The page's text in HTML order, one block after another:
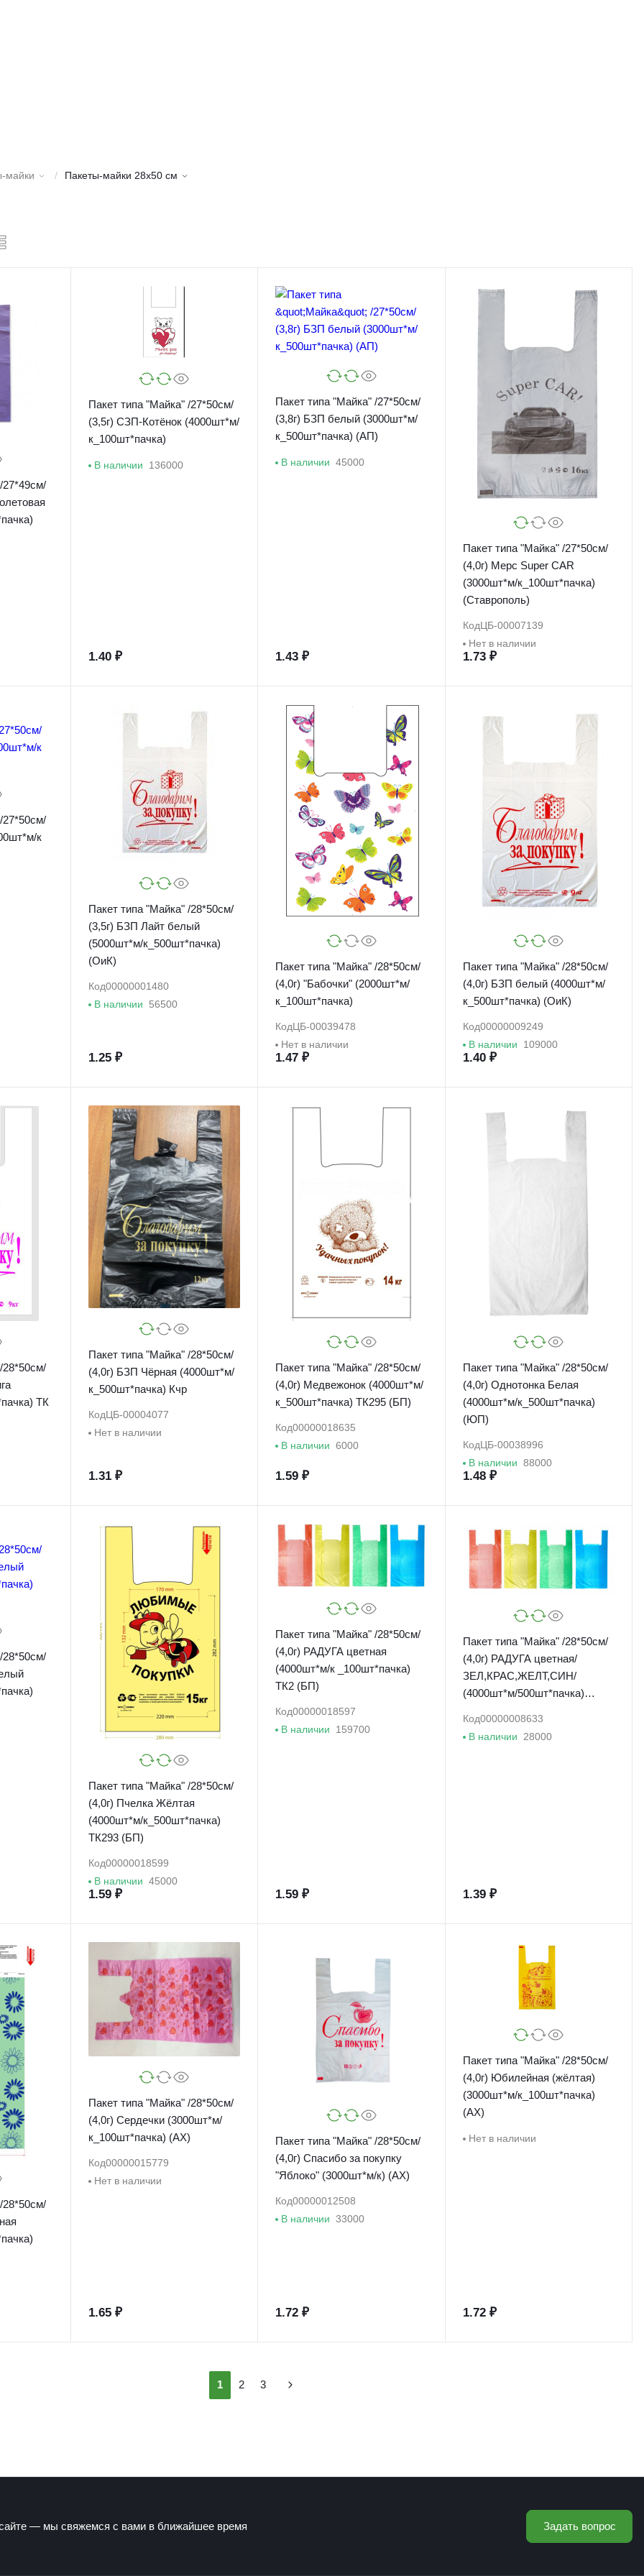
майки / Пакеты-майки 28х50 см
27*49см/
Пакет типа "Майка" /27*50см/
(3,5г) СЗП-Котёнок (4000шт*м/
к_100шт*пачка)
В наличии 136000
1.40 ₽
Пакет типа "Майка" /27*50см/
(3,8г) БЗП белый (3000шт*м/
к_500шт*пачка) (АП)
В наличии 45000
1.43 ₽
Пакет типа "Майка" /27*50см/
(4,0г) Мерс Super CAR
(3000шт*м/к_100шт*пачка)
(Ставрополь)
КодЦБ-00007139
Нет в наличии
1.73 ₽
27*50см/
к
Пакет типа "Майка" /28*50см/
(3,5г) БЗП Лайт белый
(5000шт*м/к_500шт*пачка)
(ОиК)
Код00000001480
В наличии
56500
1.25 ₽
Пакет типа "Майка" /28*50см/
(4,0г) "Бабочки" (2000шт*м/
к_100шт*пачка)
КодЦБ-00039478
Нет в наличии
1.47 ₽
Пакет типа "Майка" /28*50см/
(4,0г) БЗП белый (4000шт*м/
к_500шт*пачка) (ОиК)
Код00000009249
В наличии
109000
1.40 ₽
28*50см/
ТК
Пакет типа "Майка" /28*50см/
(4,0г) БЗП Чёрная (4000шт*м/
к_500шт*пачка) Кчр
КодЦБ-00004077
Нет в наличии
1.31 ₽
Пакет типа "Майка" /28*50см/
(4,0г) Медвежонок (4000шт*м/
к_500шт*пачка) ТК295 (БП)
Код00000018635
В наличии 6000
1.59 ₽
Пакет типа "Майка" /28*50см/
(4,0г) Однотонка Белая
(4000шт*м/к_500шт*пачка)
(ЮП)
КодЦБ-00038996
В наличии 88000
1.48 ₽
28*50см/
Пакет типа "Майка" /28*50см/
(4,0г) Пчелка Жёлтая
(4000шт*м/к_500шт*пачка)
ТК293 (БП)
Код00000018599
В наличии 45000
1.59 ₽
Пакет типа "Майка" /28*50см/
(4,0г) РАДУГА цветная
(4000шт*м/к _100шт*пачка)
ТК2 (БП)
Код00000018597
В наличии
159700
1.59 ₽
Пакет типа "Майка" /28*50см/
(4,0г) РАДУГА цветная/
ЗЕЛ,КРАС,ЖЕЛТ,СИН/
(4000шт*м/500шт*пачка)
Код00000008633
В наличии
28000
1.39 ₽
28*50см/
Пакет типа "Майка" /28*50см/
(4,0г) Сердечки (3000шт*м/
к_100шт*пачка) (АХ)
Код00000015779
Нет в наличии
1.65 ₽
Пакет типа "Майка" /28*50см/
(4,0г) Спасибо за покупку
"Яблоко" (3000шт*м/к) (АХ)
Код00000012508
В наличии 33000
1.72 ₽
Пакет типа "Майка" /28*50см/
(4,0г) Юбилейная (жёлтая)
(3000шт*м/к_100шт*пачка)
(АХ)
Нет в наличии
1.72 ₽
1 2 3
сайте — мы свяжемся с вами в ближайшее время Задать вопрос